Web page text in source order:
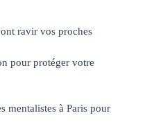
ravir vos proches
pour protéger votre
mentalistes à Paris pour